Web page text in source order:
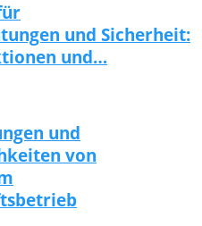
und Sicherheit:
und…
und
von